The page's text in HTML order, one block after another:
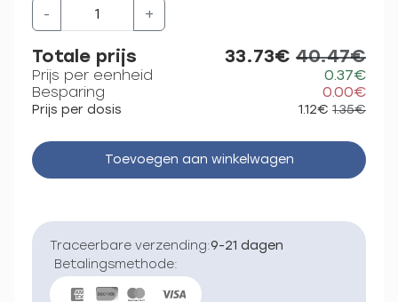
- +
Totale prijs 33.73€ 40.47€
Prijs per eenheid
0.37€
Besparing
0.00€
Prijs per dosis 1.12€ 1.35€
Toevoegen aan winkelwagen
Traceerbare verzending:9-21 dagen
Betalingsmethode: